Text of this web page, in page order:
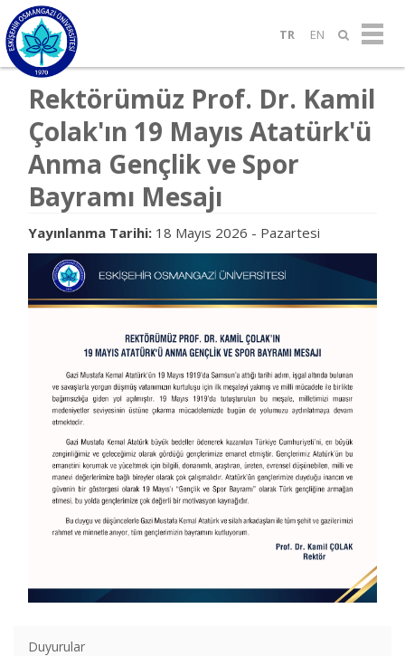
TR EN
Rektörümüz Prof. Dr. Kamil
Çolak'ın 19 Mayıs Atatürk'ü
Anma Gençlik ve Spor
Bayramı Mesajı
Yayınlanma Tarihi: 18 Mayıs 2026 - Pazartesi
Duyurular